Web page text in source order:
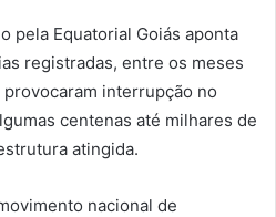
pela Equatorial Goiás aponta
registradas, entre os meses
interrupção no
centenas até milhares de
atingida.
nacional de